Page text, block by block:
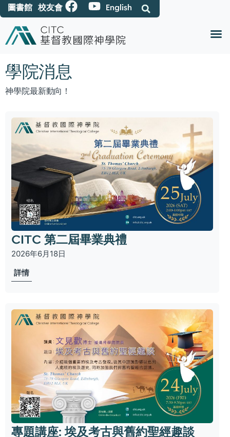
圖書館 校友會 English
學院消息
神學院最新動向！
CITC 第二屆畢業典禮
2026年6月18日
詳情
專題講座: 埃及考古與舊約聖經趣談